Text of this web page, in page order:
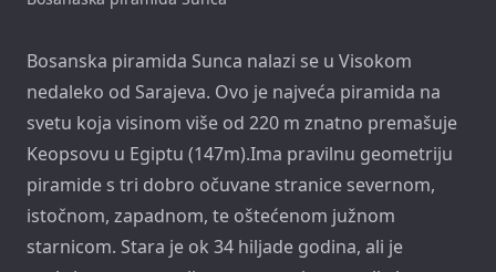
Bosanska piramida Sunca nalazi se u Visokom
nedaleko od Sarajeva. Ovo je najveća piramida na
svetu koja visinom više od 220 m znatno premašuje
Keopsovu u Egiptu (147m).Ima pravilnu geometriju
piramide s tri dobro očuvane stranice severnom,
istočnom, zapadnom, te oštećenom južnom
starnicom. Stara je ok 34 hiljade godina, ali je